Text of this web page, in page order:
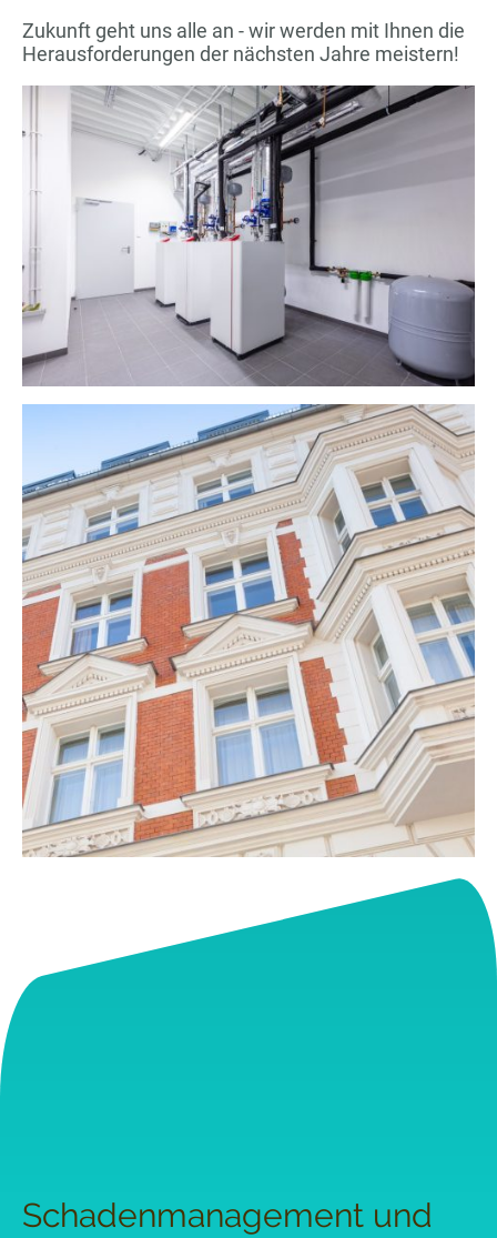
Zukunft geht uns alle an - wir werden mit Ihnen die
Herausforderungen der nächsten Jahre meistern!
Schadenmanagement und